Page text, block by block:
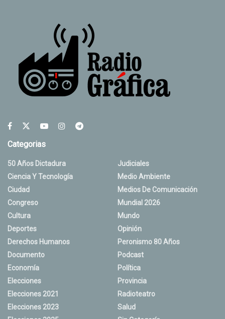
Categorias
50 Años Dictadura
Ciencia Y Tecnología
Ciudad
Congreso
Cultura
Deportes
Derechos Humanos
Documento
Economía
Elecciones
Elecciones 2021
Elecciones 2023
Judiciales
Medio Ambiente
Medios De Comunicación
Mundial 2026
Mundo
Opinión
Peronismo 80 Años
Podcast
Política
Provincia
Radioteatro
Salud